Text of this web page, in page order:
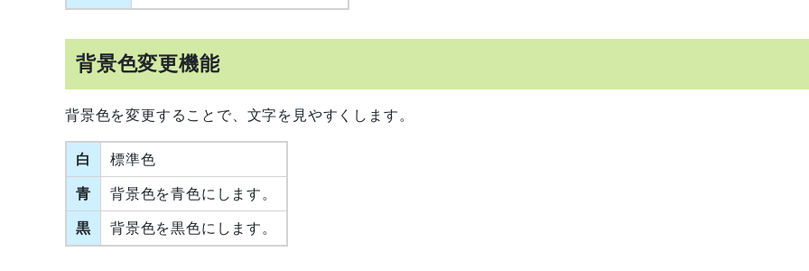
背景色変更機能
背景色を変更することで、文字を見やすくします。
白 標準色
青 背景色を青色にします。
黒 背景色を黒色にします。